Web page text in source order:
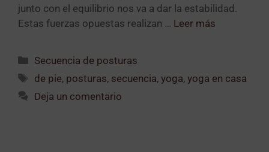
junto con el equilibrio nos va a dar la estabilidad.
Estas fuerzas opuestas realizan … Leer más
Secuencia de posturas
de pie, posturas, secuencia,yoga,yoga en casa
Deja un comentario